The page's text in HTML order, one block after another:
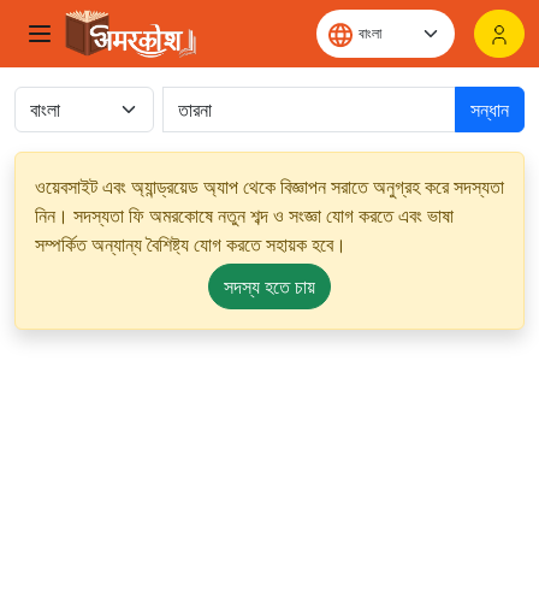
সন্ধান
ওয়েবসাইট এবং অ্যান্ড্রয়েড অ্যাপ থেকে বিজ্ঞাপন সরাতে অনুগ্রহ করে সদস্যতা
নিন। সদস্যতা ফি অমরকোষে নতুন শব্দ ও সংজ্ঞা যোগ করতে এবং ভাষা
সম্পর্কিত অন্যান্য বৈশিষ্ট্য যোগ করতে সহায়ক হবে।
সদস্য হতে চায়